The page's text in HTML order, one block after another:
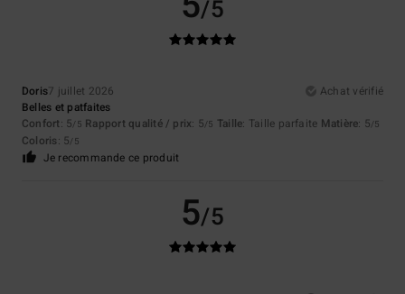
/5
Doris7 juillet 2026
Achat vérifié
Belles et patfaites
Confort: 5/5 Rapport qualité / prix: 5/5 Taille: Taille parfaite Matière: 5/5
Coloris: 5/5
Je recommande ce produit
5/5